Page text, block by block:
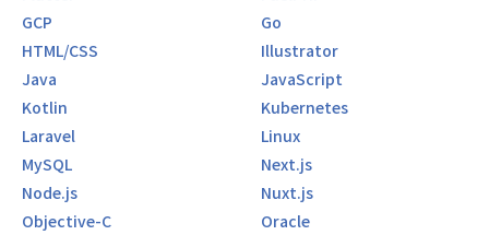
GCP
Go
HTML/CSS
Illustrator
Java
JavaScript
Kotlin
Kubernetes
Laravel
Linux
MySQL
Next.js
Node.js
Nuxt.js
Objective-C
Oracle